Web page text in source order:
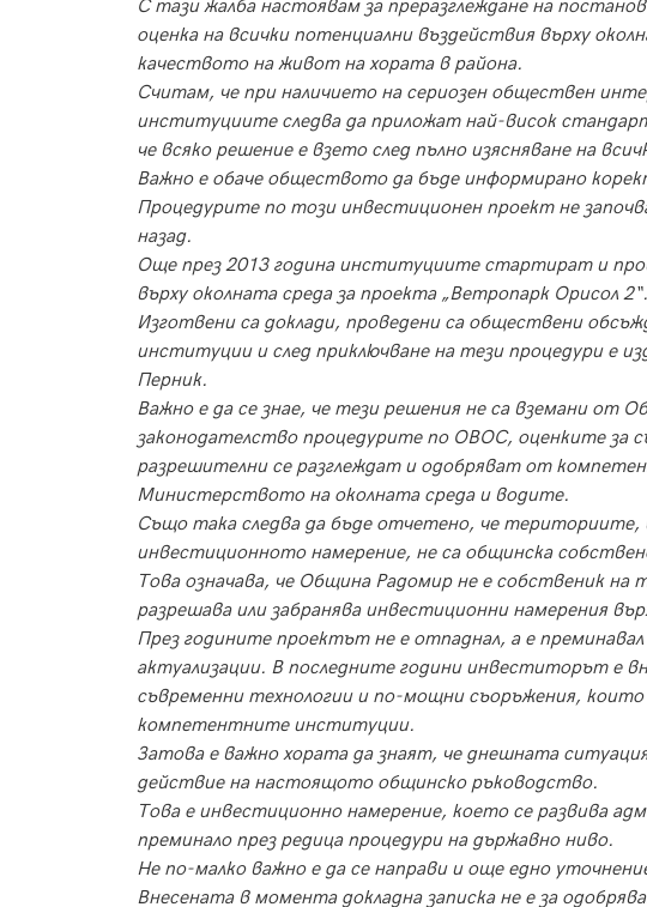
С тази жалба настоявам за преразглеждане на
оценка на всички потенциални въздействия върху
качеството на живот на хората в района.
Считам, че при наличието на сериозен обществен
институциите следва да приложат най-висок
че всяко решение е взето след пълно изясняване на
Важно е обаче обществото да бъде информирано
Процедурите по този инвестиционен проект не
назад.
Още през 2013 година институциите стартират и
върху околната среда за проекта „Ветропарк Орисол 2“.
Изготвени са доклади, проведени са обществени
институции и след приключване на тези процедури е
Перник.
Важно е да се знае, че тези решения не са вземани от
законодателство процедурите по ОВОС, оценките за
разрешителни се разглеждат и одобряват от
Министерството на околната среда и водите.
Също така следва да бъде отчетено, че териториите,
инвестиционното намерение, не са общинска
Това означава, че Община Радомир не е собственик
разрешава или забранява инвестиционни намерения
През годините проектът не е отпаднал, а е
актуализации. В последните години инвеститорът е
съвременни технологии и по-мощни съоръжения,
компетентните институции.
Затова е важно хората да знаят, че днешната
действие на настоящото общинско ръководство.
Това е инвестиционно намерение, което се развива
преминало през редица процедури на държавно ниво.
Не по-малко важно е да се направи и още едно
Внесената в момента докладна записка не е за